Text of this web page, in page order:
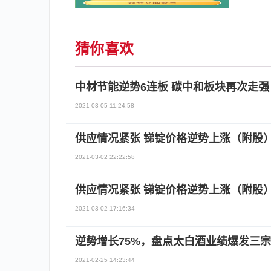
猜你喜欢
中材节能逆势6连板 碳中和板块再次走强
2021-03-05 11:24:58
供应情况紧张 锑锭价格逆势上涨（附股）
2021-03-02 22:22:58
供应情况紧张 锑锭价格逆势上涨（附股）
2021-03-02 17:16:34
逆势增长75%，盘点太白酒业绩爆发三
2021-02-25 14:23:44